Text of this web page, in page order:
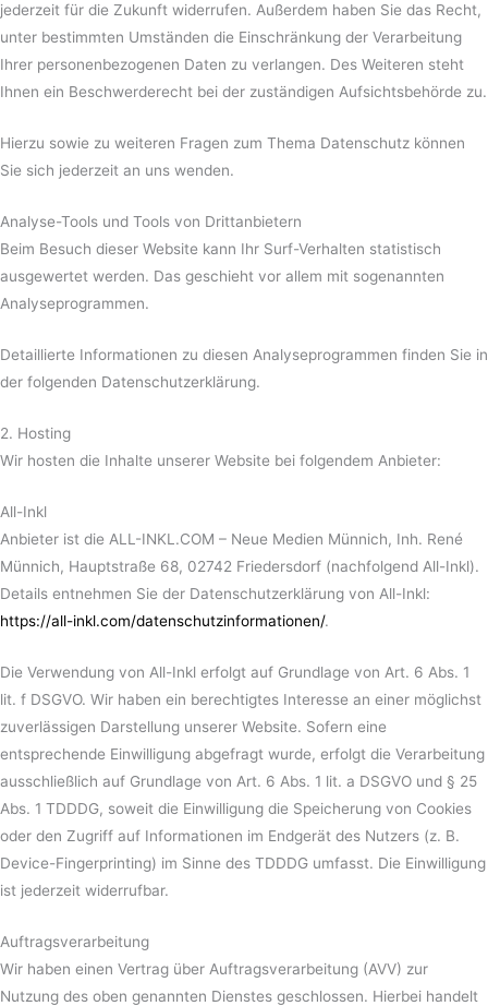
jederzeit für die Zukunft widerrufen. Außerdem haben Sie das Recht,
unter bestimmten Umständen die Einschränkung der Verarbeitung
Ihrer personenbezogenen Daten zu verlangen. Des Weiteren steht
Ihnen ein Beschwerderecht bei der zuständigen Aufsichtsbehörde zu.
Hierzu sowie zu weiteren Fragen zum Thema Datenschutz können
Sie sich jederzeit an uns wenden.
Analyse-Tools und Tools von Dritt­anbietern
Beim Besuch dieser Website kann Ihr Surf-Verhalten statistisch
ausgewertet werden. Das geschieht vor allem mit sogenannten
Analyseprogrammen.
Detaillierte Informationen zu diesen Analyseprogrammen finden Sie in
der folgenden Datenschutzerklärung.
2. Hosting
Wir hosten die Inhalte unserer Website bei folgendem Anbieter:
All-Inkl
Anbieter ist die ALL-INKL.COM – Neue Medien Münnich, Inh. René
Münnich, Hauptstraße 68, 02742 Friedersdorf (nachfolgend All-Inkl).
Details entnehmen Sie der Datenschutzerklärung von All-Inkl:
https://all-inkl.com/datenschutzinformationen/.
Die Verwendung von All-Inkl erfolgt auf Grundlage von Art. 6 Abs. 1
lit. f DSGVO. Wir haben ein berechtigtes Interesse an einer möglichst
zuverlässigen Darstellung unserer Website. Sofern eine
entsprechende Einwilligung abgefragt wurde, erfolgt die Verarbeitung
ausschließlich auf Grundlage von Art. 6 Abs. 1 lit. a DSGVO und § 25
Abs. 1 TDDDG, soweit die Einwilligung die Speicherung von Cookies
oder den Zugriff auf Informationen im Endgerät des Nutzers (z. B.
Device-Fingerprinting) im Sinne des TDDDG umfasst. Die Einwilligung
ist jederzeit widerrufbar.
Auftragsverarbeitung
Wir haben einen Vertrag über Auftragsverarbeitung (AVV) zur
Nutzung des oben genannten Dienstes geschlossen. Hierbei handelt